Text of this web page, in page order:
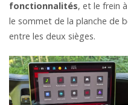
fonctionnalités, et le frein
le sommet de la planche de
entre les deux sièges.